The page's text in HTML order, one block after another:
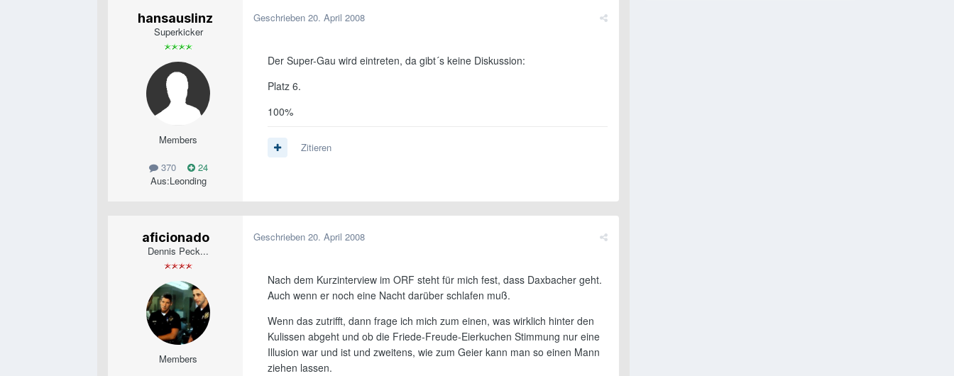
hansauslinz
Superkicker
Members
370
24
Aus:Leonding
Geschrieben 20. April 2008
Der Super-Gau wird eintreten, da gibt´s keine Diskussion:
Platz 6.
100%
Zitieren
aficionado
Dennis Peck...
Members
Geschrieben 20. April 2008
Nach dem Kurzinterview im ORF steht für mich fest, dass Daxbacher geht.
Auch wenn er noch eine Nacht darüber schlafen muß.
Wenn das zutrifft, dann frage ich mich zum einen, was wirklich hinter den
Kulissen abgeht und ob die Friede-Freude-Eierkuchen Stimmung nur eine
Illusion war und ist und zweitens, wie zum Geier kann man so einen Mann
ziehen lassen.